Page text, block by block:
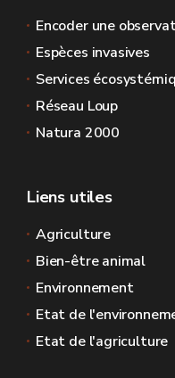
Encoder une
Espèces invasives
Services
Réseau Loup
Natura 2000
Liens utiles
Agriculture
Bien-être animal
Environnement
Etat de
Etat de l'agriculture